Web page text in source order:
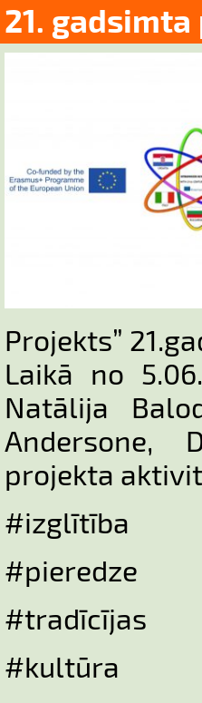
21.
Projekts”
Laikā no
Natālija
Andersone,
projekta
#izglītība
#pieredze
#tradīcījas
#kultūra